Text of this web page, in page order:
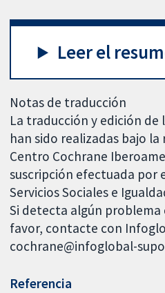
Leer el
Notas de traducción
La traducción y edición de
han sido realizadas bajo
Centro Cochrane
suscripción efectuada por
Servicios Sociales e
Si detecta algún
favor, contacte con
cochrane@infoglobal-
Referencia